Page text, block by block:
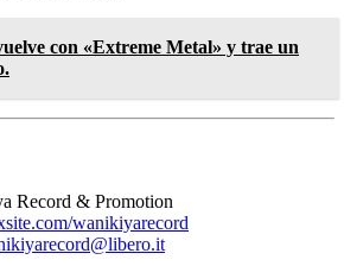
con «Extreme Metal» y trae un
Record & Promotion
wanikiyarecord